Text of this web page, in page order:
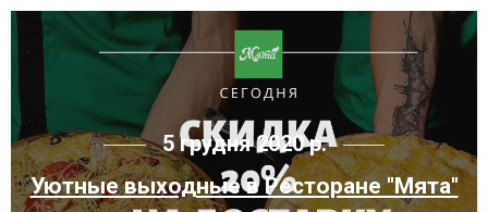
5 грудня 2020 р.
Уютные выходные в Ресторане "Мята"